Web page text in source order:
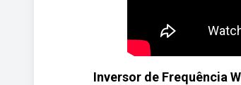
Inversor de Frequência